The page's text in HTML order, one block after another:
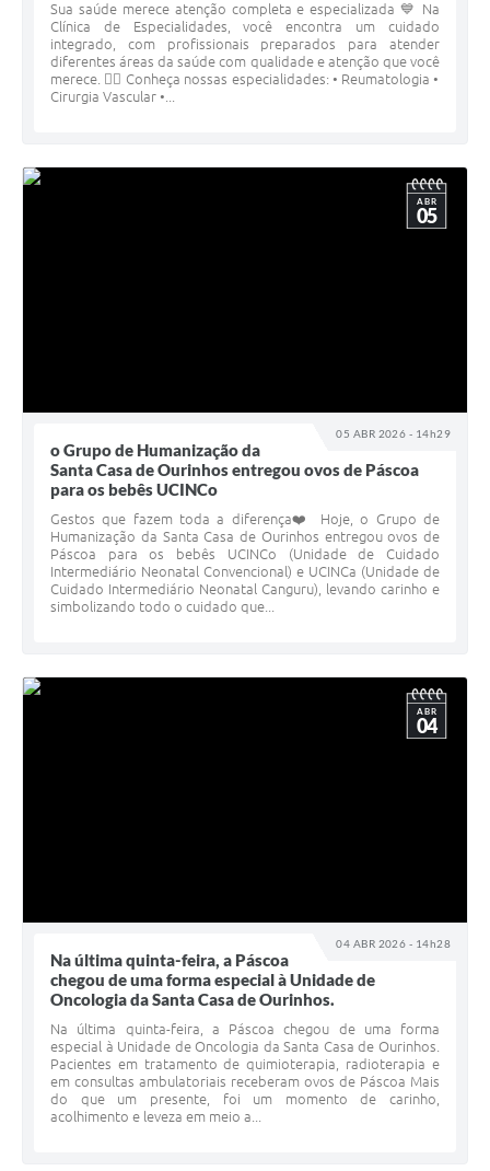
Sua saúde merece atenção completa e especializada 💙 Na
Clínica de Especialidades, você encontra um cuidado
integrado, com profissionais preparados para atender
diferentes áreas da saúde com qualidade e atenção que você
merece. 👩‍⚕️ Conheça nossas especialidades: • Reumatologia •
Cirurgia Vascular •...
05 ABR 2026 - 14h29
ABR
05
o Grupo de Humanização da
Santa Casa de Ourinhos entregou ovos de Páscoa
para os bebês UCINCo
Gestos que fazem toda a diferença❤️ Hoje, o Grupo de
Humanização da Santa Casa de Ourinhos entregou ovos de
Páscoa para os bebês UCINCo (Unidade de Cuidado
Intermediário Neonatal Convencional) e UCINCa (Unidade de
Cuidado Intermediário Neonatal Canguru), levando carinho e
simbolizando todo o cuidado que...
04 ABR 2026 - 14h28
ABR
04
Na última quinta-feira, a Páscoa
chegou de uma forma especial à Unidade de
Oncologia da Santa Casa de Ourinhos.
Na última quinta-feira, a Páscoa chegou de uma forma
especial à Unidade de Oncologia da Santa Casa de Ourinhos.
Pacientes em tratamento de quimioterapia, radioterapia e
em consultas ambulatoriais receberam ovos de Páscoa Mais
do que um presente, foi um momento de carinho,
acolhimento e leveza em meio a...